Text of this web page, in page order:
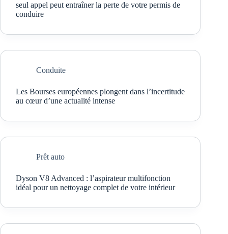
seul appel peut entraîner la perte de votre permis de
conduire
Conduite
Les Bourses européennes plongent dans l’incertitude
au cœur d’une actualité intense
Prêt auto
Dyson V8 Advanced : l’aspirateur multifonction
idéal pour un nettoyage complet de votre intérieur